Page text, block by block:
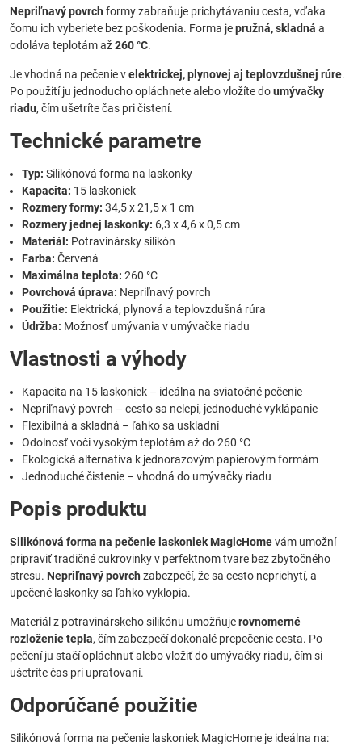
Nepriľnavý povrch formy zabraňuje prichytávaniu cesta, vďaka
čomu ich vyberiete bez poškodenia. Forma jepružná, skladná a
odoláva teplotám až260 °C.
Je vhodná na pečenie velektrickej, plynovej aj teplovzdušnej rúre.
Po použití ju jednoducho opláchnete alebo vložíte doumývačky
riadu, čím ušetríte čas pri čistení.
Technické parametre
Typ: Silikónová forma na laskonky
Kapacita: 15 laskoniek
Rozmery formy: 34,5 x 21,5 x 1 cm
Rozmery jednej laskonky: 6,3 x 4,6 x 0,5 cm
Materiál: Potravinársky silikón
Farba: Červená
Maximálna teplota: 260 °C
Povrchová úprava: Nepriľnavý povrch
Použitie: Elektrická, plynová a teplovzdušná rúra
Údržba: Možnosť umývania v umývačke riadu
Vlastnosti a výhody
Kapacita na 15 laskoniek – ideálna na sviatočné pečenie
Nepriľnavý povrch – cesto sa nelepí, jednoduché vyklápanie
Flexibilná a skladná – ľahko sa uskladní
Odolnosť voči vysokým teplotám až do 260 °C
Ekologická alternatíva k jednorazovým papierovým formám
Jednoduché čistenie – vhodná do umývačky riadu
Popis produktu
Silikónová forma na pečenie laskoniek MagicHomevám umožní
pripraviť tradičné cukrovinky v perfektnom tvare bez zbytočného
stresu. Nepriľnavý povrch zabezpečí, že sa cesto neprichytí, a
upečené laskonky sa ľahko vyklopia.
Materiál z potravinárskeho silikónu umožňujerovnomerné
rozloženie tepla, čím zabezpečí dokonalé prepečenie cesta. Po
pečení ju stačí opláchnuť alebo vložiť do umývačky riadu, čím si
ušetríte čas pri upratovaní.
Odporúčané použitie
Silikónová forma na pečenie laskoniek MagicHome je ideálna na: